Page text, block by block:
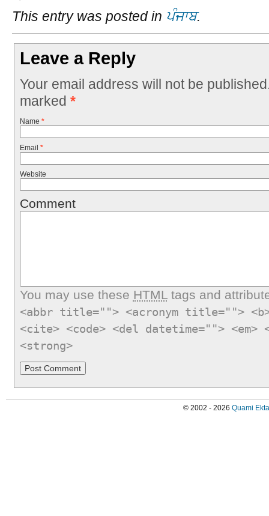
This entry was posted in ਪੰਜਾਬ.
Leave a Reply
Your email address will not be
marked *
Name *
Email *
Website
Comment
You may use these HTMLtags and
<abbr title=""> <acronym title="">
<cite> <code> <del datetime="">
<strong>
© 2002 - 2026 Quami